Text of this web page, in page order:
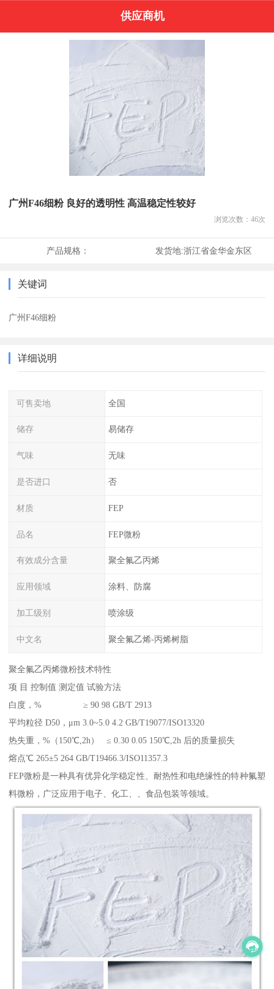
供应商机
广州F46细粉 良好的透明性 高温稳定性较好
浏览次数： 46次
产品规格： 发货地:浙江省金华金东区
关键词
广州F46细粉
详细说明
可售卖地 全国
储存 易储存
气味 无味
是否进口 否
材质 FEP
品名 FEP微粉
有效成分含量 聚全氟乙丙烯
应用领域 涂料、防腐
加工级别 喷涂级
中文名 聚全氟乙烯-丙烯树脂
聚全氟乙丙烯微粉技术特性
项 目 控制值 测定值 试验方法
白度，% ≥ 90 98 GB/T 2913
平均粒径 D50，μm 3.0~5.0 4.2 GB/T19077/ISO13320
热失重，%（150℃,2h） ≤ 0.30 0.05 150℃,2h 后的质量损失
熔点℃ 265±5 264 GB/T19466.3/ISO11357.3
FEP微粉是一种具有优异化学稳定性、耐热性和电绝缘性的特种氟塑
料微粉，广泛应用于电子、化工、、食品包装等领域。